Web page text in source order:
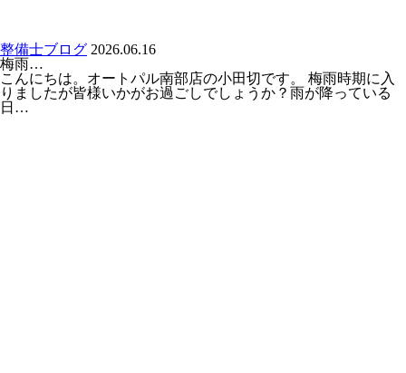
整備士ブログ 2026.06.16
梅雨…
こんにちは。オートパル南部店の小田切です。 梅雨時期に入
りましたが皆様いかがお過ごしでしょうか？雨が降っている
日…